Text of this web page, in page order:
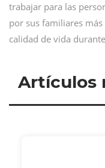
trabajar para las
por sus familiares
calidad de vida
Artículos